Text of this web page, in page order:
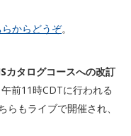
らからどうぞ。
カタログコースへの改訂
前11時CDTに行われる
もライブで開催され、